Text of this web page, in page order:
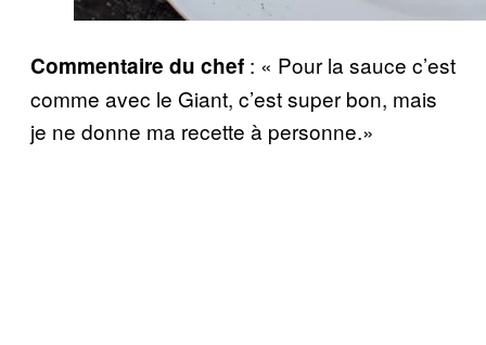
Commentaire du chef : « Pour la sauce c’est
comme avec le Giant, c’est super bon, mais
je ne donne ma recette à personne.»